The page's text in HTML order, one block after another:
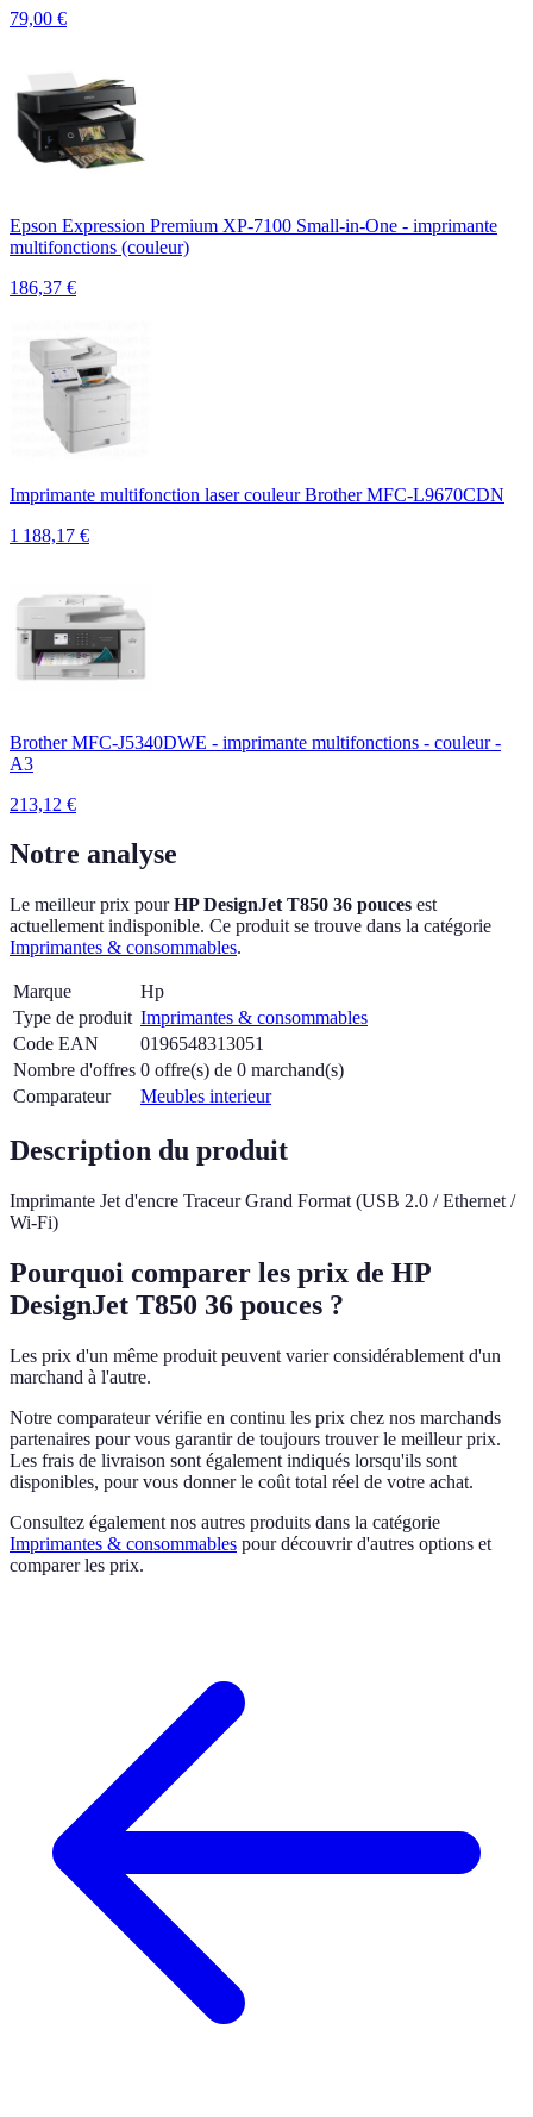
79,00 €
Epson Expression Premium XP-7100 Small-in-One - imprimante
multifonctions (couleur)
186,37 €
Imprimante multifonction laser couleur Brother MFC-L9670CDN
1 188,17 €
Brother MFC-J5340DWE - imprimante multifonctions - couleur -
A3
213,12 €
Notre analyse
Le meilleur prix pourHP DesignJet T850 36 pouces est
actuellement indisponible. Ce produit se trouve dans la catégorie
Imprimantes & consommables.
Marque
Hp
Type de produit Imprimantes & consommables
Code EAN
0196548313051
Nombre d'offres 0 offre(s) de 0 marchand(s)
Comparateur
Meubles interieur
Description du produit
Imprimante Jet d'encre Traceur Grand Format (USB 2.0 / Ethernet /
Wi-Fi)
Pourquoi comparer les prix de HP
DesignJet T850 36 pouces ?
Les prix d'un même produit peuvent varier considérablement d'un
marchand à l'autre.
Notre comparateur vérifie en continu les prix chez nos marchands
partenaires pour vous garantir de toujours trouver le meilleur prix.
Les frais de livraison sont également indiqués lorsqu'ils sont
disponibles, pour vous donner le coût total réel de votre achat.
Consultez également nos autres produits dans la catégorie
Imprimantes & consommables pour découvrir d'autres options et
comparer les prix.